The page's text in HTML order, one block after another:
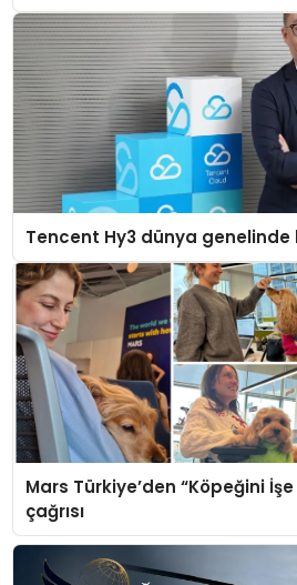
Tencent Hy3 dünya genelinde
Mars Türkiye’den “Köpeğini
çağrısı